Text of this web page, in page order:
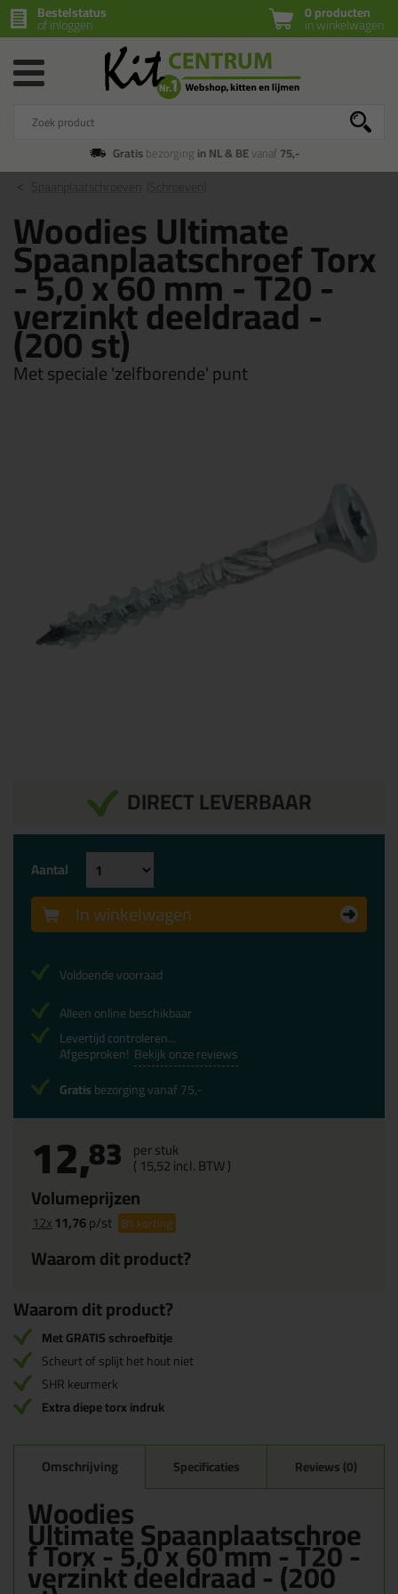
0 producten
in winkelwagen
Bestelstatus
of inloggen
Gratisbezorging in NL & BEvanaf75,-
Woodies Ultimate
Spaanplaatschroef Torx
- 5,0 x 60 mm - T20 -
verzinkt deeldraad -
(200 st)
Met speciale 'zelfborende' punt
DIRECT LEVERBAAR
12,83 per stuk
( 15,52incl. BTW )
Volumeprijzen
12x11,76p/st 8%korting
Waarom dit product?
Aantal
In winkelwagen
Voldoende voorraad
Alleen online beschikbaar
Levertijd controleren...
Afgesproken! Bekijk onze reviews
Gratisbezorging vanaf 75,-
Waarom dit product?
Met GRATIS schroefbitje
Scheurt of splijt het hout niet
SHR keurmerk
Extra diepe torx indruk
Omschrijving Specificaties Reviews (0)
Woodies
Ultimate Spaanplaatschroe
f Torx - 5,0 x 60 mm - T20 -
verzinkt deeldraad - (200